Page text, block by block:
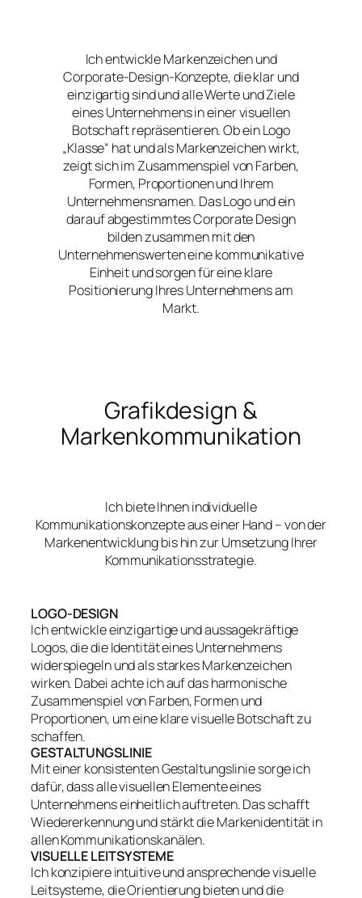
Ich entwickle Markenzeichen und
Corporate-Design-Konzepte, die klar und
einzigartig sind und alle Werte und Ziele
eines Unternehmens in einer visuellen
Botschaft repräsentieren. Ob ein Logo
„Klasse“ hat und als Markenzeichen wirkt,
zeigt sich im Zusammenspiel von Farben,
Formen, Proportionen und Ihrem
Unternehmensnamen. Das Logo und ein
darauf abgestimmtes Corporate Design
bilden zusammen mit den
Unternehmenswerten eine kommunikative
Einheit und sorgen für eine klare
Positionierung Ihres Unternehmens am
Markt.
Grafikdesign &
Markenkommunikation
Ich biete Ihnen individuelle
Kommunikationskonzepte aus einer Hand – von der
Markenentwicklung bis hin zur Umsetzung Ihrer
Kommunikationsstrategie.
LOGO-DESIGN
Ich entwickle einzigartige und aussagekräftige
Logos, die die Identität eines Unternehmens
widerspiegeln und als starkes Markenzeichen
wirken. Dabei achte ich auf das harmonische
Zusammenspiel von Farben, Formen und
Proportionen, um eine klare visuelle Botschaft zu
schaffen.
GESTALTUNGSLINIE
Mit einer konsistenten Gestaltungslinie sorge ich
dafür, dass alle visuellen Elemente eines
Unternehmens einheitlich auftreten. Das schafft
Wiedererkennung und stärkt die Markenidentität in
allen Kommunikationskanälen.
VISUELLE LEITSYSTEME
Ich konzipiere intuitive und ansprechende visuelle
Leitsysteme, die Orientierung bieten und die